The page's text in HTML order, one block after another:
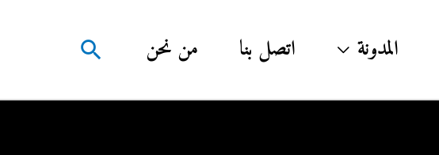
المدونة اتصل بنا من نحن البحث